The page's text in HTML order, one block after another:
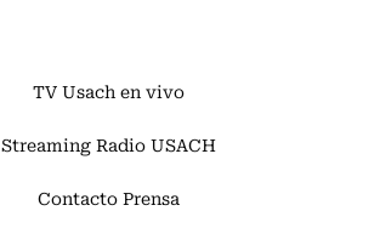
TV Usach en vivo
Streaming Radio USACH
Contacto Prensa